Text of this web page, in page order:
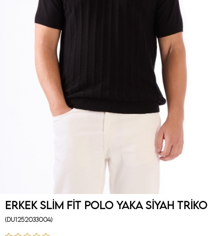
Erkek Slim Fit Polo Yaka Siyah Triko
(DU1252033004)